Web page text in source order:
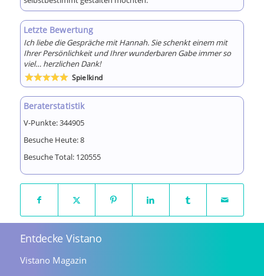
Letzte Bewertung
Ich liebe die Gespräche mit Hannah. Sie schenkt einem mit
Ihrer Persönlichkeit und Ihrer wunderbaren Gabe immer so
viel… herzlichen Dank!
Bewertet
mit5von 5
Spielkind
Beraterstatistik
V-Punkte:344905
Besuche Heute:8
Besuche Total: 120555
Entdecke Vistano
Vistano Magazin